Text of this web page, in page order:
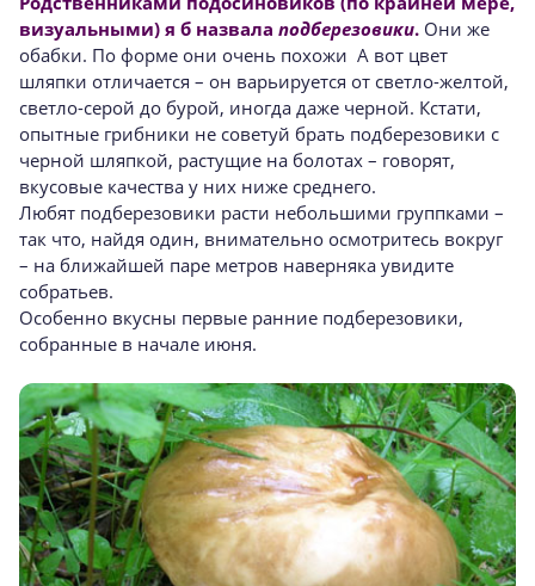
визуальными) я б назвала подберезовики. Они же
обабки. По форме они очень похожи А вот цвет
шляпки отличается – он варьируется от светло-желтой,
светло-серой до бурой, иногда даже черной. Кстати,
опытные грибники не советуй брать подберезовики с
черной шляпкой, растущие на болотах – говорят,
вкусовые качества у них ниже среднего.
Любят подберезовики расти небольшими группками –
так что, найдя один, внимательно осмотритесь вокруг
– на ближайшей паре метров наверняка увидите
собратьев.
Особенно вкусны первые ранние подберезовики,
собранные в начале июня.